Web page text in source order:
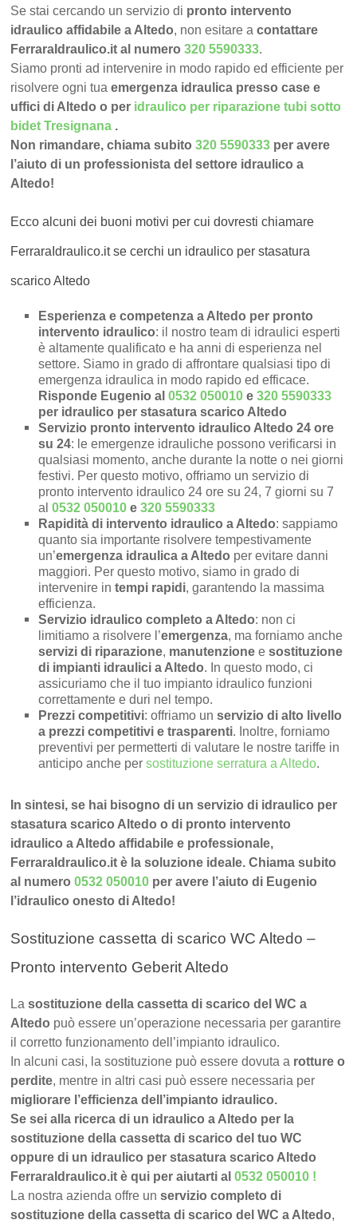
Se stai cercando un servizio di pronto intervento
idraulico affidabile a Altedo, non esitare acontattare
FerraraIdraulico.it al numero320 5590333.
Siamo pronti ad intervenire in modo rapido ed efficiente per
risolvere ogni tuaemergenza idraulica presso case e
uffici di Altedo o per idraulico per riparazione tubi sotto
bidet Tresignana .
Non rimandare, chiama subito320 5590333 per avere
l’aiuto di un professionista del settore idraulico a
Altedo!
Ecco alcuni dei buoni motivi per cui dovresti chiamare
FerraraIdraulico.it se cerchi un idraulico per stasatura
scarico Altedo
Esperienza e competenza a Altedo per pronto
intervento idraulico: il nostro team di idraulici esperti
è altamente qualificato e ha anni di esperienza nel
settore. Siamo in grado di affrontare qualsiasi tipo di
emergenza idraulica in modo rapido ed efficace.
Risponde Eugenio al0532 050010 e320 5590333
per idraulico per stasatura scarico Altedo
Servizio pronto intervento idraulico Altedo 24 ore
su 24: le emergenze idrauliche possono verificarsi in
qualsiasi momento, anche durante la notte o nei giorni
festivi. Per questo motivo, offriamo un servizio di
pronto intervento idraulico 24 ore su 24, 7 giorni su 7
al0532 050010 e320 5590333
Rapidità di intervento idraulico a Altedo: sappiamo
quanto sia importante risolvere tempestivamente
un’emergenza idraulica a Altedo per evitare danni
maggiori. Per questo motivo, siamo in grado di
intervenire intempi rapidi, garantendo la massima
efficienza.
Servizio idraulico completo a Altedo: non ci
limitiamo a risolvere l’emergenza, ma forniamo anche
servizi di riparazione, manutenzione esostituzione
di impianti idraulici a Altedo. In questo modo, ci
assicuriamo che il tuo impianto idraulico funzioni
correttamente e duri nel tempo.
Prezzi competitivi: offriamo unservizio di alto livello
a prezzi competitivi e trasparenti. Inoltre, forniamo
preventivi per permetterti di valutare le nostre tariffe in
anticipo anche persostituzione serratura a Altedo.
In sintesi, se hai bisogno di un servizio di idraulico per
stasatura scarico Altedo o di pronto intervento
idraulico a Altedo affidabile e professionale,
FerraraIdraulico.it è la soluzione ideale. Chiama subito
al numero0532 050010 per avere l’aiuto di Eugenio
l’idraulico onesto di Altedo!
Sostituzione cassetta di scarico WC Altedo –
Pronto intervento Geberit Altedo
Lasostituzione della cassetta di scarico del WC a
Altedo può essere un’operazione necessaria per garantire
il corretto funzionamento dell’impianto idraulico.
In alcuni casi, la sostituzione può essere dovuta a rotture o
perdite, mentre in altri casi può essere necessaria per
migliorare l’efficienza dell’impianto idraulico.
Se sei alla ricerca di un idraulico a Altedo per la
sostituzione della cassetta di scarico del tuo WC
oppure di un idraulico per stasatura scarico Altedo
FerraraIdraulico.it è qui per aiutarti al0532 050010 !
La nostra azienda offre unservizio completo di
sostituzione della cassetta di scarico del WC a Altedo,